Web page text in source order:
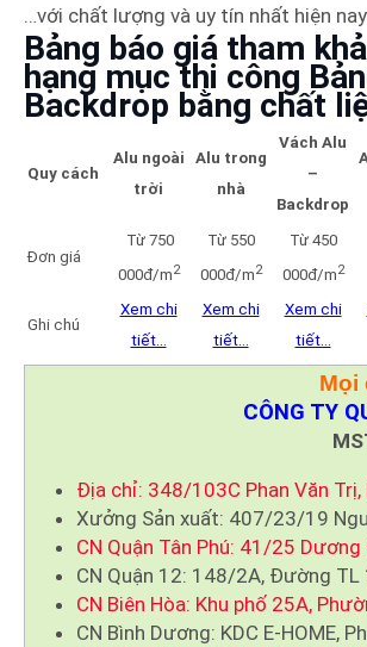
…với chất lượng và uy tín nhất hiện
Bảng báo giá tham
hạng mục thi công
Backdrop bằng chất
Quy cách
Alu ngoài
trời
Alu trong
nhà
Vách Alu
–
Backdrop
Đơn giá
Từ 750
000đ/m2
Từ 550
000đ/m2
Từ 450
000đ/m2
Ghi chú
Xem chi
tiết…
Xem chi
tiết…
Xem chi
tiết…
Mọi
CÔNG TY
Địa chỉ: 348/103C Phan Văn Trị,
Xưởng Sản xuất: 407/23/19
CN Quận Tân Phú: 41/25 Dương
CN Quận 12: 148/2A, Đường TL
CN Biên Hòa: Khu phố 25A,
CN Bình Dương: KDC E-HOME,